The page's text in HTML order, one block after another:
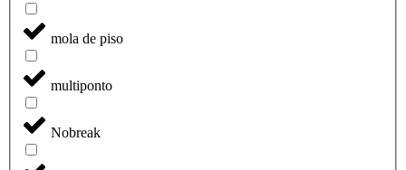
mola de piso
multiponto
Nobreak